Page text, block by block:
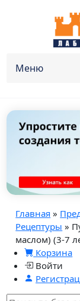
Меню
Главная »
Рецептуры »
маслом) (3-7
Корзина
Войти